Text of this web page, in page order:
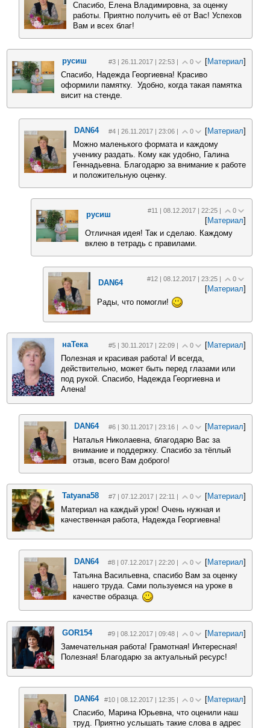
Спасибо, Елена Владимировна, за оценку
работы. Приятно получить её от Вас! Успехов
Вам и всех благ!
русиш #3 | 26.11.2017 | 22:53 | 0 [Материал]
Спасибо, Надежда Георгиевна! Красиво
оформили памятку. Удобно, когда такая памятка
висит на стенде.
DAN64 #4 | 26.11.2017 | 23:06 | 0 [Материал]
Можно маленького формата и каждому
ученику раздать. Кому как удобно, Галина
Геннадьевна. Благодарю за внимание к работе
и положительную оценку.
русиш #11 | 08.12.2017 | 22:25 | 0
[Материал]
Отличная идея! Так и сделаю. Каждому
вклею в тетрадь с правилами.
DAN64 #12 | 08.12.2017 | 23:25 | 0
[Материал]
Рады, что помогли!
наТека #5 | 30.11.2017 | 22:09 | 0 [Материал]
Полезная и красивая работа! И всегда,
действительно, может быть перед глазами или
под рукой. Спасибо, Надежда Георгиевна и
Алена!
DAN64 #6 | 30.11.2017 | 23:16 | 0 [Материал]
Наталья Николаевна, благодарю Вас за
внимание и поддержку. Спасибо за тёплый
отзыв, всего Вам доброго!
Tatyana58 #7 | 07.12.2017 | 22:11 | 0 [Материал]
Материал на каждый урок! Очень нужная и
качественная работа, Надежда Георгиевна!
DAN64 #8 | 07.12.2017 | 22:20 | 0 [Материал]
Татьяна Васильевна, спасибо Вам за оценку
нашего труда. Сами пользуемся на уроке в
качестве образца.
GOR154 #9 | 08.12.2017 | 09:48 | 0 [Материал]
Замечательная работа! Грамотная! Интересная!
Полезная! Благодарю за актуальный ресурс!
DAN64 #10 | 08.12.2017 | 12:35 | 0 [Материал]
Спасибо, Марина Юрьевна, что оценили наш
труд. Приятно услышать такие слова в адрес